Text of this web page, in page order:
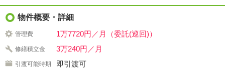
物件概要・詳細
管理費 1万7720円／月（委託(巡回)）
修繕積立金 3万240円／月
引渡可能時期 即引渡可